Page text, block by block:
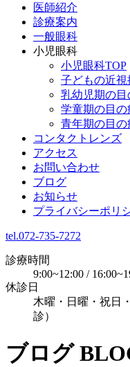
医師紹介
診療案内
一般眼科
小児眼科
小児眼科TOP
子どもの近視
乳幼児期の目
学童期の目の
青年期の目の
コンタクトレンズ
アクセス
お問い合わせ
ブログ
お知らせ
プライバシーポリ
tel.072-735-7272
診療時間
9:00~12:00 /
休診日
木曜・日曜・祝日
診）
ブログ